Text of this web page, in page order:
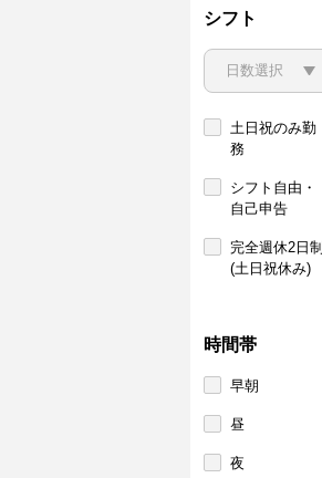
シフト
土日祝のみ勤
務
シフト自由・
自己申告
完全週休2日制
(土日祝休み)
時間帯
早朝
昼
夜